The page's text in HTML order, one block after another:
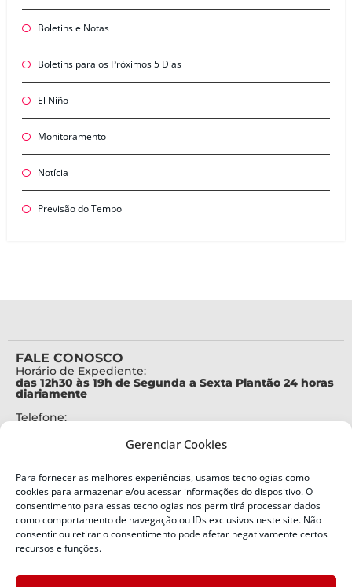
Gerenciar Cookies
Para fornecer as melhores experiências, usamos tecnologias como
cookies para armazenar e/ou acessar informações do dispositivo. O
consentimento para essas tecnologias nos permitirá processar dados
como comportamento de navegação ou IDs exclusivos neste site. Não
consentir ou retirar o consentimento pode afetar negativamente certos
recursos e funções.
Boletins e Notas
Boletins para os Próximos 5 Dias
El Niño
Monitoramento
Notícia
Previsão do Tempo
FALE CONOSCO
Horário de Expediente:
das 12h30 às 19h de Segunda a Sexta Plantão 24 horas
diariamente
Telefone:
Alertas Defesa Civil:
SMS 40199
ENDEREÇO
Defesa Civil do Estado de Santa Catarina